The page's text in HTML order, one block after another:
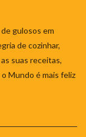
gulosos em
de cozinhar,
suas receitas,
Mundo é mais feliz